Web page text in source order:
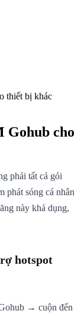
thiết bị khác
Gohub cho
phải tất cả gói
phát sóng cá nhân
này khả dụng,
hotspot
→ cuộn đến